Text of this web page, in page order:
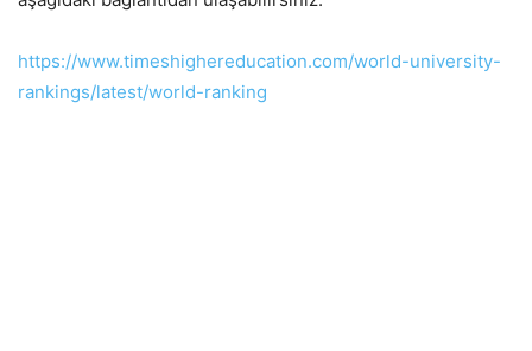
https://www.timeshighereducation.com/world-university-
rankings/latest/world-ranking